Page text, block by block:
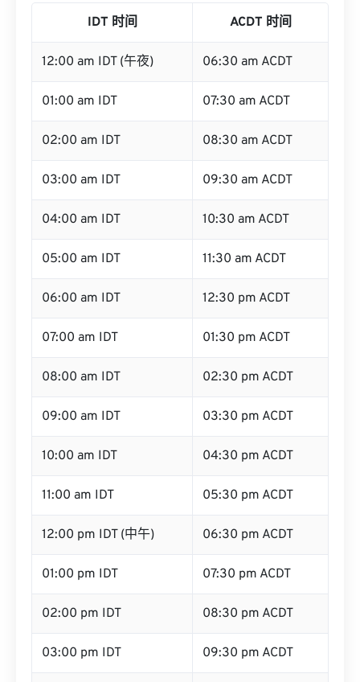
IDT 时间 ACDT 时间
12:00 am IDT (午夜) 06:30 am ACDT
01:00 am IDT 07:30 am ACDT
02:00 am IDT 08:30 am ACDT
03:00 am IDT 09:30 am ACDT
04:00 am IDT 10:30 am ACDT
05:00 am IDT 11:30 am ACDT
06:00 am IDT 12:30 pm ACDT
07:00 am IDT 01:30 pm ACDT
08:00 am IDT 02:30 pm ACDT
09:00 am IDT 03:30 pm ACDT
10:00 am IDT 04:30 pm ACDT
11:00 am IDT 05:30 pm ACDT
12:00 pm IDT (中午) 06:30 pm ACDT
01:00 pm IDT 07:30 pm ACDT
02:00 pm IDT 08:30 pm ACDT
03:00 pm IDT 09:30 pm ACDT